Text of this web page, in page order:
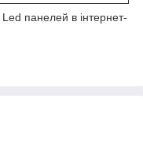
Led панелей в інтернет-